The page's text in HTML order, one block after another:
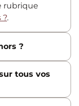
rubrique
?.
?
tous vos